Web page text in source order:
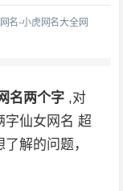
名-小虎网名大全网
名两个字 ,对
字仙女网名 超
解的问题，